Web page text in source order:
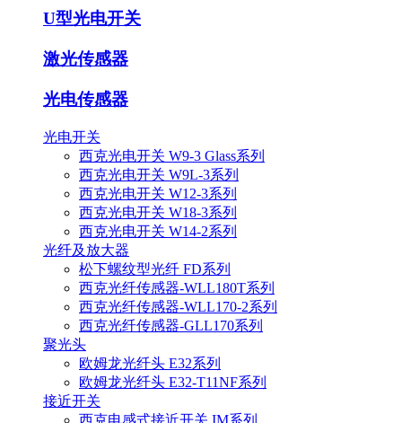
U型光电开关
激光传感器
光电传感器
光电开关
西克光电开关 W9-3 Glass系列
西克光电开关 W9L-3系列
西克光电开关 W12-3系列
西克光电开关 W18-3系列
西克光电开关 W14-2系列
光纤及放大器
松下螺纹型光纤 FD系列
西克光纤传感器-WLL180T系列
西克光纤传感器-WLL170-2系列
西克光纤传感器-GLL170系列
聚光头
欧姆龙光纤头 E32系列
欧姆龙光纤头 E32-T11NF系列
接近开关
西克电感式接近开关 IM系列